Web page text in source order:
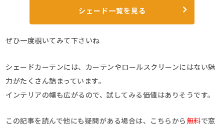
シェード一覧を見る
ぜひ一度覗いてみて下さいね
シェードカーテンには、カーテンやロールスクリーンにはない魅
力がたくさん詰まっています。
インテリアの幅も広がるので、試してみる価値はありそうです。
この記事を読んで他にも疑問がある場合は、こちらから 無料で窓